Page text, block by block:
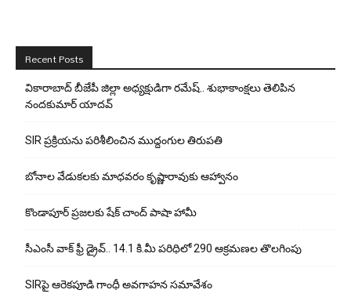
Recent Posts
వికారాబాద్ బీజేపీ జిల్లా అధ్యక్షుడిగా రమేష్‌.. శుభాకాంక్షలు తెలిపిన
నందకుమార్ యాదవ్
SIR ప్రక్రియను పరిశీలించిన ముద్దంగుల తిరుపతి
బోనాల వేడుకలకు మాధవరం కృష్ణారావుకు ఆహ్వానం
కొండాపూర్ ప్రజలకు షేక్ చాంద్ పాషా హామీ
సీఎంసీ వాక్ ఫ్రీ డ్రైవ్.. 14.1 కి.మీ పరిధిలో 290 ఆక్రమణల తొలగింపు
SIRపై ఆరెకపూడి గాంధీ అవగాహన సమావేశం